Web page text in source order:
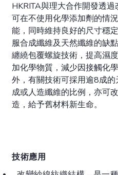
HKRITA與理大合作開發透過
可在不使用化學添加劑的情
能，同時維持良好的尺寸穩
服合成纖維及天然纖維的缺
纏繞包覆螺旋技術，提高濕
加化學物質，減少因接觸化
外，有關技術可採用逾8成
成或人造纖維的比例，亦可
造，給予舊材料新生命。
技術應用